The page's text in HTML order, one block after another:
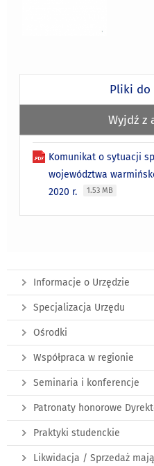
Pliki do
Wyjdź z
Komunikat o sytuacji
województwa
2020 r.
1.53 MB
Informacje o Urzędzie
Specjalizacja Urzędu
Ośrodki
Współpraca w regionie
Seminaria i konferencje
Patronaty honorowe
Praktyki studenckie
Likwidacja / Sprzedaż